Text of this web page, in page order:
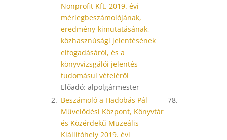
Nonprofit Kft. 2019. évi
mérlegbeszámolójának,
eredmény-kimutatásának,
közhasznúsági jelentésének
elfogadásáról, és a
könyvvizsgálói jelentés
tudomásul vételéről
Előadó: alpolgármester
2. Beszámoló a Hadobás Pál
Művelődési Központ, Könyvtár
és Közérdekű Muzeális
Kiállítóhely 2019. évi
78.